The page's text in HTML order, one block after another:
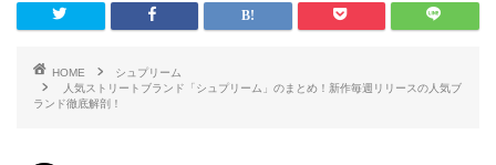
HOME
シュプリーム
人気ストリートブランド「シュプリーム」のまとめ！新作毎週リリースの人気ブ
ランド徹底解剖！